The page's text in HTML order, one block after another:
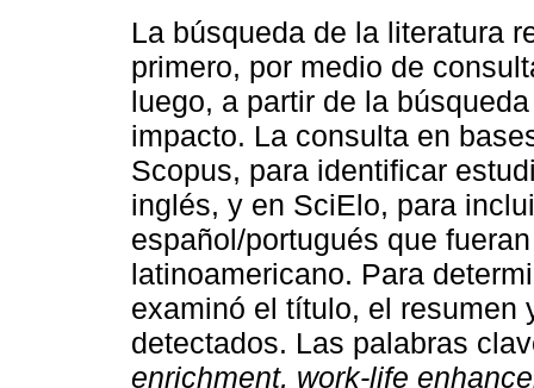
La búsqueda de la literatura
primero, por medio de
luego, a partir de la
impacto. La consulta en
Scopus, para identificar
inglés, y en SciElo, para
español/portugués que
latinoamericano. Para
examinó el título, el resumen
detectados. Las palabras
enrichment, work-life